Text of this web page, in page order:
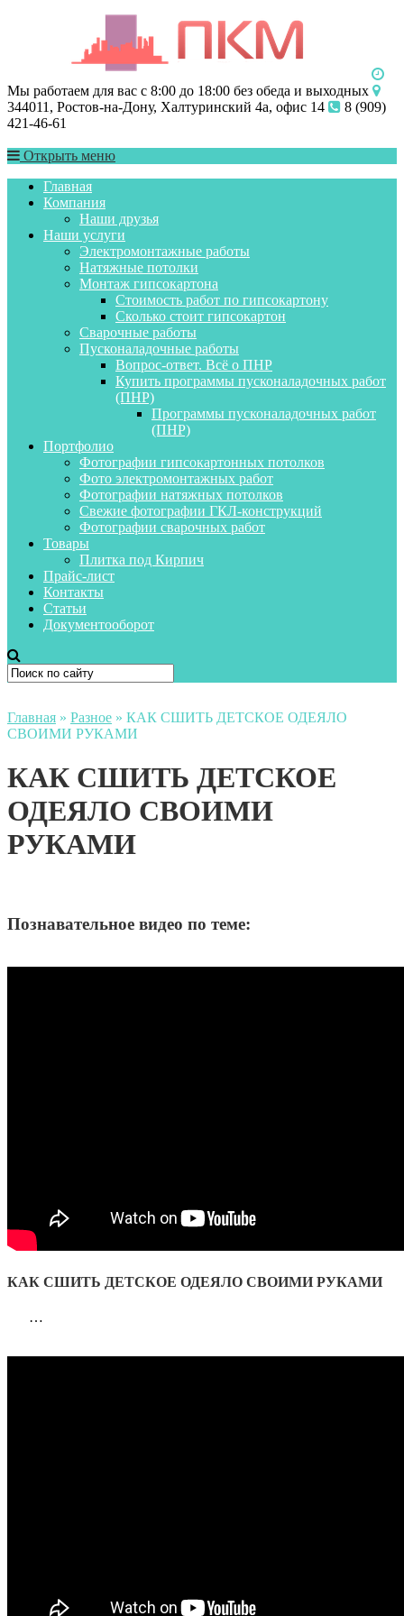
Мы работаем для вас с 8:00 до 18:00 без обеда и выходных
344011, Ростов-на-Дону, Халтуринский 4а, офис 14
8 (909)
421-46-61
Открыть меню
Главная
Компания
Наши друзья
Наши услуги
Электромонтажные работы
Натяжные потолки
Монтаж гипсокартона
Стоимость работ по гипсокартону
Сколько стоит гипсокартон
Сварочные работы
Пусконаладочные работы
Вопрос-ответ. Всё о ПНР
Купить программы пусконаладочных работ
(ПНР)
Программы пусконаладочных работ
(ПНР)
Портфолио
Фотографии гипсокартонных потолков
Фото электромонтажных работ
Фотографии натяжных потолков
Свежие фотографии ГКЛ-конструкций
Фотографии сварочных работ
Товары
Плитка под Кирпич
Прайс-лист
Контакты
Статьи
Документооборот
Главная » Разное » КАК СШИТЬ ДЕТСКОЕ ОДЕЯЛО
СВОИМИ РУКАМИ
КАК СШИТЬ ДЕТСКОЕ
ОДЕЯЛО СВОИМИ
РУКАМИ
Познавательное видео по теме:
КАК СШИТЬ ДЕТСКОЕ ОДЕЯЛО СВОИМИ РУКАМИ
…